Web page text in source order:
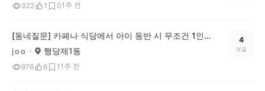
322 1 01주 전
[동네질문] 카페나 식당에서 아이 동반 시 무조건 1인 1메뉴, 이건 문제다 vs 괜찮다?
j o o 행당제1동
976 6 1 1주 전
4
댓글